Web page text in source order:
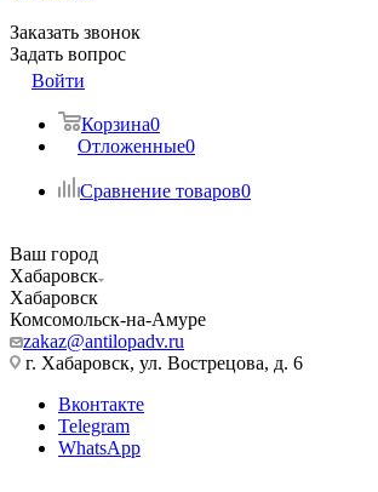
Заказать звонок
Задать вопрос
Войти
Корзина0
Отложенные0
Сравнение товаров0
Ваш город
Хабаровск
Хабаровск
Комсомольск-на-Амуре
zakaz@antilopadv.ru
г. Хабаровск, ул. Вострецова, д. 6
Вконтакте
Telegram
WhatsApp